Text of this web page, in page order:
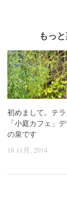
もっ
初めまして。テラ
「小庭カフェ」
の泉です
18 11月, 2014